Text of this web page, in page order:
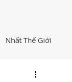
Nhất Thế Giới
Hướng Dẫn